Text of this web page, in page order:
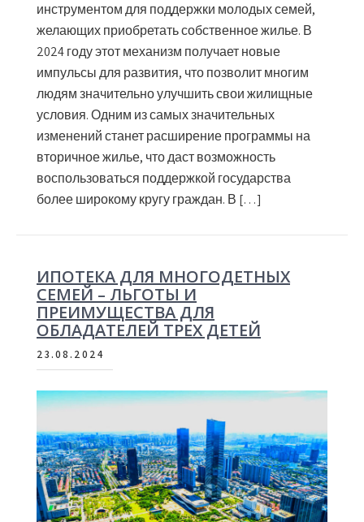
инструментом для поддержки молодых семей,
желающих приобретать собственное жилье. В
2024 году этот механизм получает новые
импульсы для развития, что позволит многим
людям значительно улучшить свои жилищные
условия. Одним из самых значительных
изменений станет расширение программы на
вторичное жилье, что даст возможность
воспользоваться поддержкой государства
более широкому кругу граждан. В […]
ИПОТЕКА ДЛЯ МНОГОДЕТНЫХ
СЕМЕЙ – ЛЬГОТЫ И
ПРЕИМУЩЕСТВА ДЛЯ
ОБЛАДАТЕЛЕЙ ТРЕХ ДЕТЕЙ
23.08.2024